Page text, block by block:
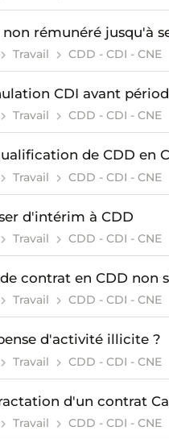
non rémunéré jusqu'à
Travail CDD - CDI - CNE
CDI avant
Travail CDD - CDI - CNE
de CDD en
Travail CDD - CDI - CNE
d'intérim à CDD
Travail CDD - CDI - CNE
contrat en CDD non
Travail CDD - CDI - CNE
d'activité illicite ?
Travail CDD - CDI - CNE
d'un contrat
Travail CDD - CDI - CNE